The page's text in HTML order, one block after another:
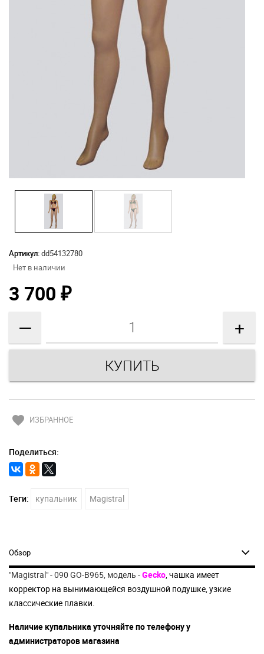
Артикул:dd54132780
Нет в наличии
3 700 ₽
— +
favorite ИЗБРАННОЕ
Поделиться:
Теги: купальник Magistral
Обзор
"Magistral" - 090 GO-B965, модель -Gecko, чашка имеет
корректор на вынимающейся воздушной подушке, узкие
классические плавки.
Наличие купальника уточняйте по телефону у
администраторов магазина